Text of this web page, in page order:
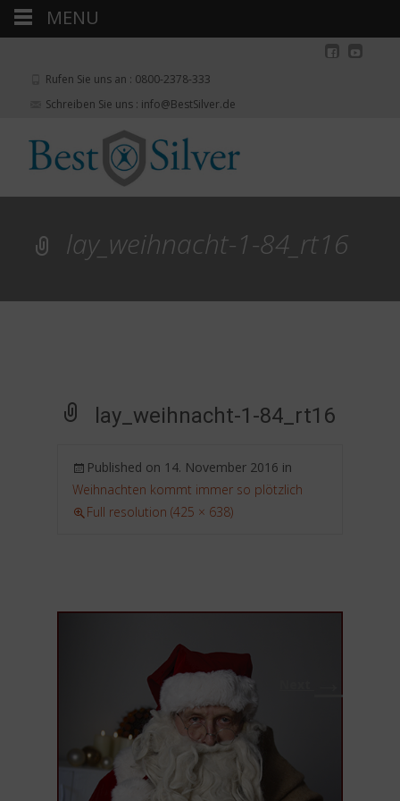
Rufen Sie uns an : 0800-2378-333
Schreiben Sie uns : info@BestSilver.de
lay_weihnacht-1-84_rt16
lay_weihnacht-1-84_rt16
Published on 14. November 2016 in
Weihnachten kommt immer so plötzlich
Full resolution (425 × 638)
MENU